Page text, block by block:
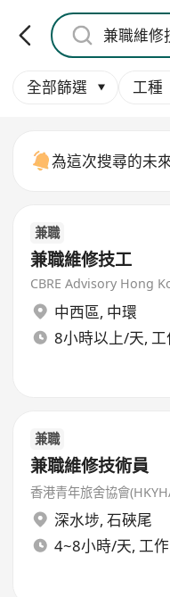
全部篩選 工種
為這次搜尋的未
兼職
兼職維修技工
CBRE Advisory Hong
中西區, 中環
8小時以上/天,
兼職
兼職維修技術員
香港青年旅舍協會
深水埗, 石硤尾
4~8小時/天, 工